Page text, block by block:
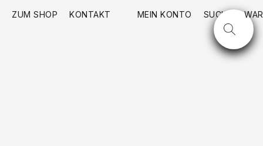
ZUM SHOP KONTAKT MEIN KONTO SUCHE